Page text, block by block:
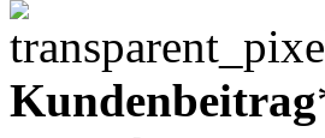
Kundenbeitrag